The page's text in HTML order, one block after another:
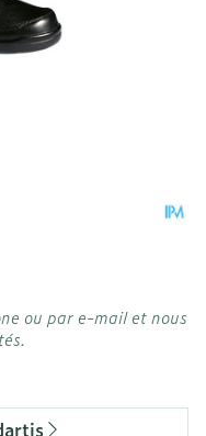
ou par e-mail et nous